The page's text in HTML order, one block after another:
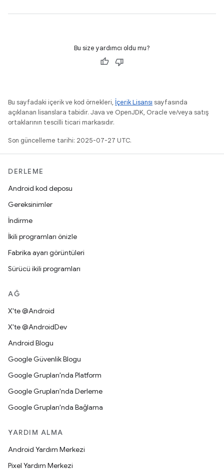
Bu size yardımcı oldu mu?
Bu sayfadaki içerik ve kod örnekleri, İçerik Lisansı sayfasında
açıklanan lisanslara tabidir. Java ve OpenJDK, Oracle ve/veya satış
ortaklarının tescilli ticari markasıdır.
Son güncelleme tarihi: 2025-07-27 UTC.
DERLEME
Android kod deposu
Gereksinimler
İndirme
İkili programları önizle
Fabrika ayarı görüntüleri
Sürücü ikili programları
AĞ
X'te @Android
X'te @AndroidDev
Android Blogu
Google Güvenlik Blogu
Google Grupları'nda Platform
Google Grupları'nda Derleme
Google Grupları'nda Bağlama
YARDIM ALMA
Android Yardım Merkezi
Pixel Yardım Merkezi